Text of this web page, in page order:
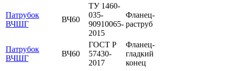
Патрубок
ВЧШГ
ВЧ60
ТУ 1460-
035-
90910065-
2015
Фланец-
раструб
Патрубок
ВЧШГ
ВЧ60
ГОСТ Р
57430-
2017
Фланец-
гладкий
конец